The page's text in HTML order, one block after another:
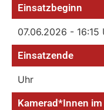
Einsatzbeginn
07.06.2026 - 16:15
Einsatzende
Uhr
Kamerad*Innen